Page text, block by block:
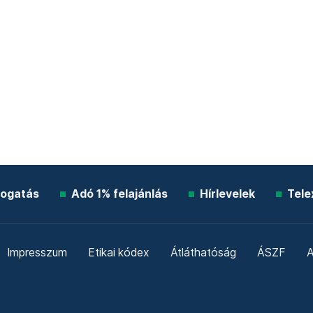
Adó 1% felajánlás Hírlevelek
Impresszum Etikai kódex Átláthatóság ÁSZF